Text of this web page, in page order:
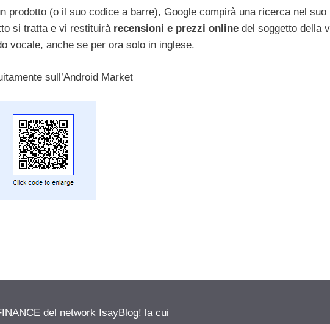
prodotto (o il suo codice a barre), Google compirà una ricerca nel suo
si tratta e vi restituirà recensioni e prezzi online del soggetto della
vocale, anche se per ora solo in inglese.
sull’Android Market
del network IsayBlog! la cui